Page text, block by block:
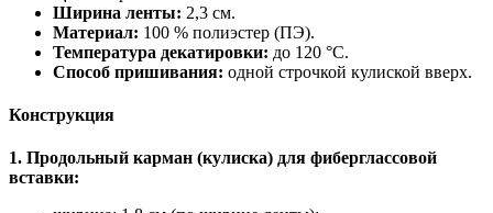
Ширина ленты: 2,3 см.
Материал: 100 % полиэстер (ПЭ).
Температура декатировки: до 120 °C.
Способ пришивания: одной строчкой кулиской вверх.
Конструкция
1. Продольный карман (кулиска) для фиберглассовой
вставки: